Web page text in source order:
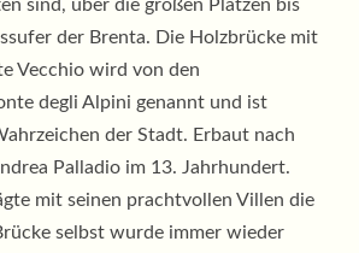
sind, über die großen Plätzen bis
der Brenta. Die Holzbrücke mit
Vecchio wird von den
degli Alpini genannt und ist
der Stadt. Erbaut nach
Palladio im 13. Jahrhundert.
mit seinen prachtvollen Villen die
selbst wurde immer wieder